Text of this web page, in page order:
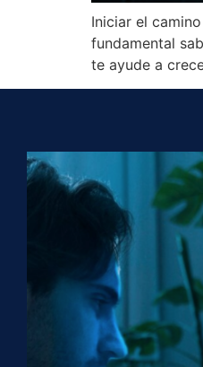
Iniciar el
fundamental
te ayude a